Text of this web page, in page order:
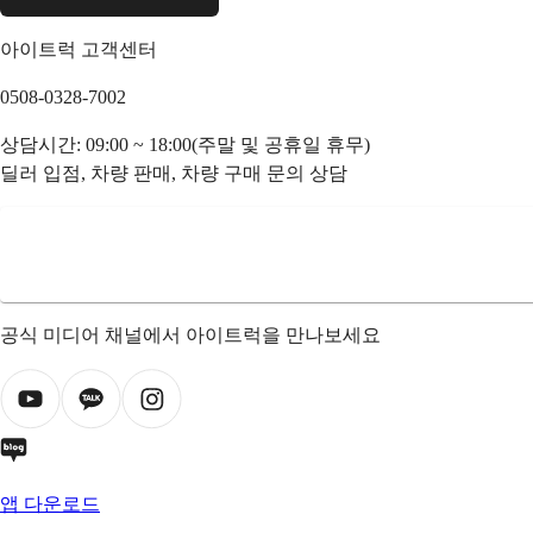
아이트럭 고객센터
0508-0328-7002
상담시간: 09:00 ~ 18:00(주말 및 공휴일 휴무)
딜러 입점, 차량 판매, 차량 구매 문의 상담
공식 미디어 채널에서 아이트럭을 만나보세요
앱 다운로드